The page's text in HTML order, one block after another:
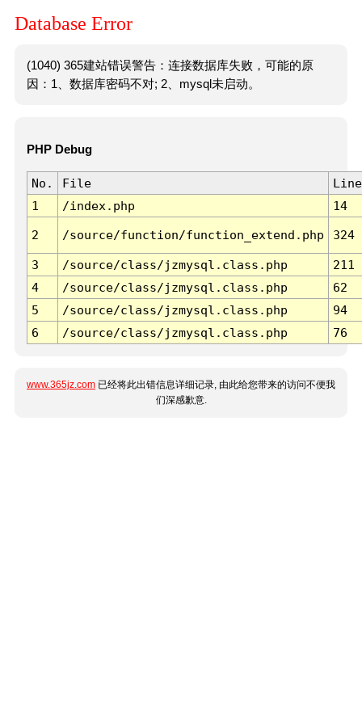
Database Error
(1040) 365建站错误警告：连接数据库失败，可能的原
因：1、数据库密码不对; 2、mysql未启动。
PHP Debug
No. File
Line
1
/index.php 14
2 /source/function/function_extend.php 324
3 /source/class/jzmysql.class.php
211
4
/source/class/jzmysql.class.php
62
5
/source/class/jzmysql.class.php
94
6
/source/class/jzmysql.class.php 76
www.365jz.com 已经将此出错信息详细记录, 由此给您带来的访问不便我
们深感歉意.